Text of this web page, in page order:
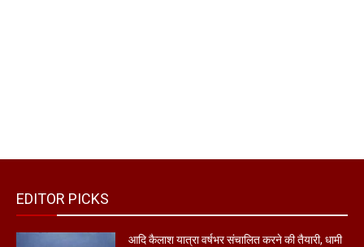
EDITOR PICKS
आदि कैलाश यात्रा वर्षभर संचालित करने की तैयारी, धामी